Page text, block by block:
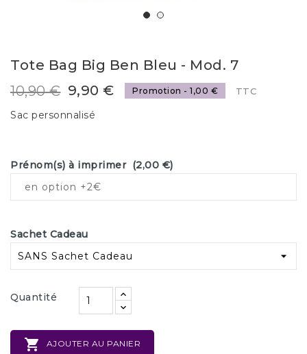
Tote Bag Big Ben Bleu - Mod. 7
10,90 € 9,90 € Promotion - 1,00 € TTC
Sac personnalisé
Prénom(s) à imprimer (2,00 €)
Sachet Cadeau
Quantité
 AJOUTER AU PANIER